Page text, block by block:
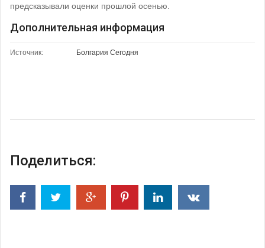
предсказывали оценки прошлой осенью.
Дополнительная информация
Источник: Болгария Сегодня
Поделиться: